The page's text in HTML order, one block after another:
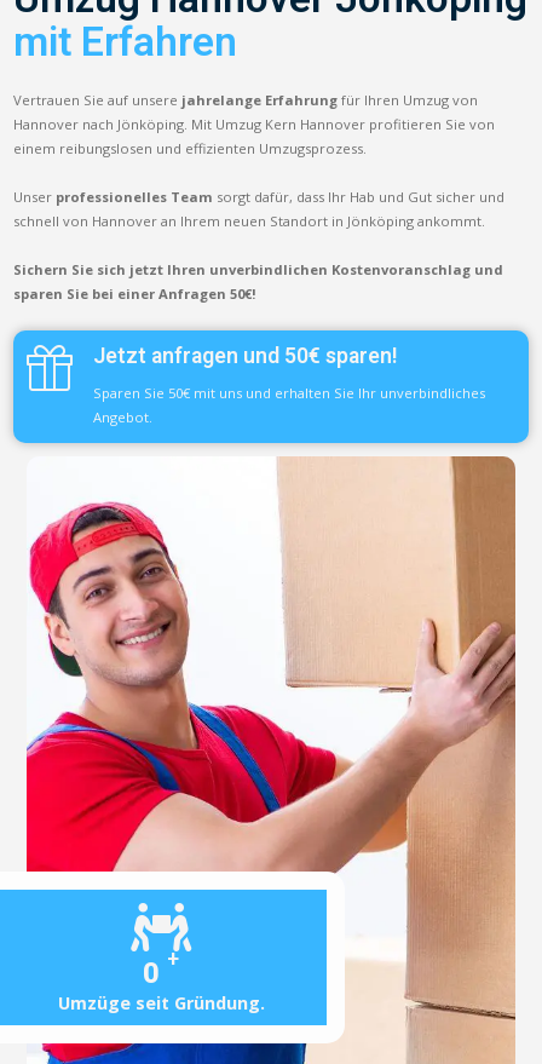
0 +
Umzüge seit Gründung.
mit Erfahren
Vertrauen Sie auf unsere jahrelange Erfahrung für Ihren Umzug von
Hannover nach Jönköping. Mit Umzug Kern Hannover profitieren Sie von
einem reibungslosen und effizienten Umzugsprozess.
Unser professionelles Team sorgt dafür, dass Ihr Hab und Gut sicher und
schnell von Hannover an Ihrem neuen Standort in Jönköping ankommt.
Sichern Sie sich jetzt Ihren unverbindlichen Kostenvoranschlag und
sparen Sie bei einer Anfragen 50€!
Jetzt anfragen und 50€ sparen!
Sparen Sie 50€ mit uns und erhalten Sie Ihr unverbindliches
Angebot.